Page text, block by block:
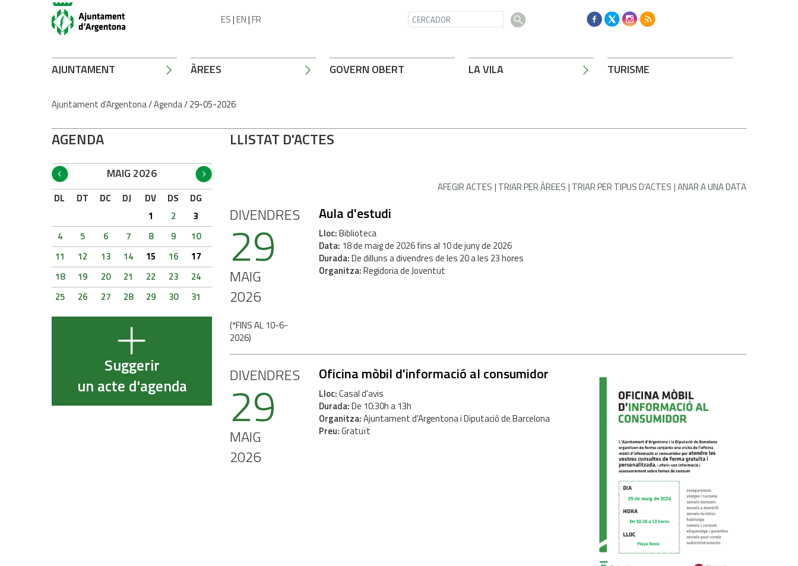
ES|EN|FR
AJUNTAMENT ÀREES GOVERN OBERT LA VILA TURISME
Ajuntament d'Argentona/Agenda/29-05-2026
AGENDA
MAIG 2026
DL DT DC DJ DV DS
DG
1
2
3
4
5 6 7 8 9
10
11
12 13 14 15 16
17
18
19 20 21 22 23
24
25
26 27 28 29 30 31
Suggerir
un acte d'agenda
LLISTAT D'ACTES
AFEGIR ACTES TRIAR PER ÀREES TRIAR PER TIPUS D'ACTES ANAR A UNA DATA
DIVENDRES
29
MAIG
2026
(*FINS AL 10-6-
2026)
Aula d'estudi
Lloc Biblioteca
Data 18demaigde 2026fins al 10dejunyde 2026
Durada De dilluns a divendres de les 20 a les 23 hores
Organitza Regidoria de Joventut
DIVENDRES
29
MAIG
2026
Oficina mòbil d'informació al consumidor
Lloc Casal d'avis
Durada De 10:30h a 13h
Organitza Ajuntament d'Argentona i Diputació de Barcelona
Preu Gratuït